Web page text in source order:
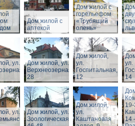
Дом жилой с
аптекой
Дом жилой с
горельефом
«Трубящий
олень»
ул.
Дом жилой, ул.
Верхнеозерная,
28
Дом жилой,
ул.
Госпитальная,
12
ул.
14
ул. З.Дом жилой, ул.
Зоологическая,
Дом жилой,
ул.
Каштановая
14